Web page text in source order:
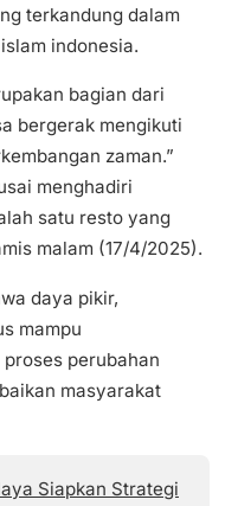
terkandung dalam
indonesia.
bagian dari
bergerak mengikuti
zaman.”
menghadiri
satu resto yang
malam (17/4/2025).
daya pikir,
mampu
perubahan
masyarakat
Siapkan Strategi